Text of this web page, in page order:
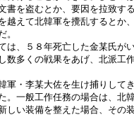
書を盗むとか、要因を拉致す
越えて北韓軍を攪乱するとか
。
、５８年死亡した金某氏が
数多くの戦果をあげ、北派工
・李某大佐を生け捕りして
。一般工作任務の場合は、北
しい装備を整えた場合、その